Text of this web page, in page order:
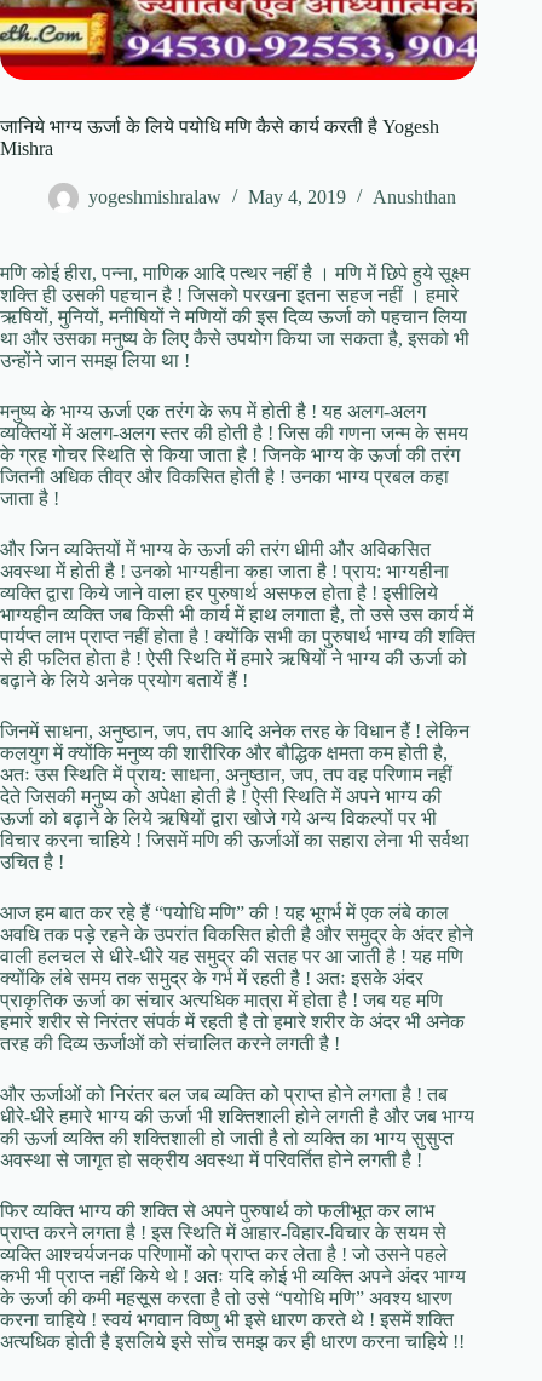
जानिये भाग्य ऊर्जा के लिये पयोधि मणि कैसे कार्य करती है Yogesh
Mishra
yogeshmishralaw May 4, 2019 Anushthan
मणि कोई हीरा, पन्ना, माणिक आदि पत्थर नहीं है । मणि में छिपे हुये सूक्ष्म
शक्ति ही उसकी पहचान है ! जिसको परखना इतना सहज नहीं । हमारे
ऋषियों, मुनियों, मनीषियों ने मणियों की इस दिव्य ऊर्जा को पहचान लिया
था और उसका मनुष्य के लिए कैसे उपयोग किया जा सकता है, इसको भी
उन्होंने जान समझ लिया था !
मनुष्य के भाग्य ऊर्जा एक तरंग के रूप में होती है ! यह अलग-अलग
व्यक्तियों में अलग-अलग स्तर की होती है ! जिस की गणना जन्म के समय
के ग्रह गोचर स्थिति से किया जाता है ! जिनके भाग्य के ऊर्जा की तरंग
जितनी अधिक तीव्र और विकसित होती है ! उनका भाग्य प्रबल कहा
जाता है !
और जिन व्यक्तियों में भाग्य के ऊर्जा की तरंग धीमी और अविकसित
अवस्था में होती है ! उनको भाग्यहीना कहा जाता है ! प्राय: भाग्यहीना
व्यक्ति द्वारा किये जाने वाला हर पुरुषार्थ असफल होता है ! इसीलिये
भाग्यहीन व्यक्ति जब किसी भी कार्य में हाथ लगाता है, तो उसे उस कार्य में
पार्यप्त लाभ प्राप्त नहीं होता है ! क्योंकि सभी का पुरुषार्थ भाग्य की शक्ति
से ही फलित होता है ! ऐसी स्थिति में हमारे ऋषियों ने भाग्य की ऊर्जा को
बढ़ाने के लिये अनेक प्रयोग बतायें हैं !
जिनमें साधना, अनुष्ठान, जप, तप आदि अनेक तरह के विधान हैं ! लेकिन
कलयुग में क्योंकि मनुष्य की शारीरिक और बौद्धिक क्षमता कम होती है,
अतः उस स्थिति में प्राय: साधना, अनुष्ठान, जप, तप वह परिणाम नहीं
देते जिसकी मनुष्य को अपेक्षा होती है ! ऐसी स्थिति में अपने भाग्य की
ऊर्जा को बढ़ाने के लिये ऋषियों द्वारा खोजे गये अन्य विकल्पों पर भी
विचार करना चाहिये ! जिसमें मणि की ऊर्जाओं का सहारा लेना भी सर्वथा
उचित है !
आज हम बात कर रहे हैं “पयोधि मणि” की ! यह भूगर्भ में एक लंबे काल
अवधि तक पड़े रहने के उपरांत विकसित होती है और समुद्र के अंदर होने
वाली हलचल से धीरे-धीरे यह समुद्र की सतह पर आ जाती है ! यह मणि
क्योंकि लंबे समय तक समुद्र के गर्भ में रहती है ! अतः इसके अंदर
प्राकृतिक ऊर्जा का संचार अत्यधिक मात्रा में होता है ! जब यह मणि
हमारे शरीर से निरंतर संपर्क में रहती है तो हमारे शरीर के अंदर भी अनेक
तरह की दिव्य ऊर्जाओं को संचालित करने लगती है !
और ऊर्जाओं को निरंतर बल जब व्यक्ति को प्राप्त होने लगता है ! तब
धीरे-धीरे हमारे भाग्य की ऊर्जा भी शक्तिशाली होने लगती है और जब भाग्य
की ऊर्जा व्यक्ति की शक्तिशाली हो जाती है तो व्यक्ति का भाग्य सुसुप्त
अवस्था से जागृत हो सक्रीय अवस्था में परिवर्तित होने लगती है !
फिर व्यक्ति भाग्य की शक्ति से अपने पुरुषार्थ को फलीभूत कर लाभ
प्राप्त करने लगता है ! इस स्थिति में आहार-विहार-विचार के सयम से
व्यक्ति आश्चर्यजनक परिणामों को प्राप्त कर लेता है ! जो उसने पहले
कभी भी प्राप्त नहीं किये थे ! अतः यदि कोई भी व्यक्ति अपने अंदर भाग्य
के ऊर्जा की कमी महसूस करता है तो उसे “पयोधि मणि” अवश्य धारण
करना चाहिये ! स्वयं भगवान विष्णु भी इसे धारण करते थे ! इसमें शक्ति
अत्यधिक होती है इसलिये इसे सोच समझ कर ही धारण करना चाहिये !!